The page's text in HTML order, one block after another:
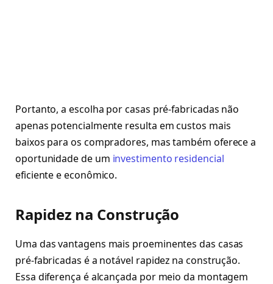
Portanto, a escolha por casas pré-fabricadas não
apenas potencialmente resulta em custos mais
baixos para os compradores, mas também oferece a
oportunidade de um investimento residencial
eficiente e econômico.
Rapidez na Construção
Uma das vantagens mais proeminentes das casas
pré-fabricadas é a notável rapidez na construção.
Essa diferença é alcançada por meio da montagem